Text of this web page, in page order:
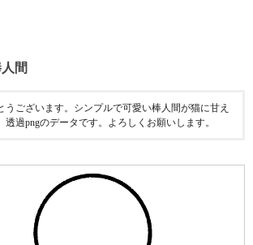
間
うございます。シンプルで可愛い棒人間が猫に甘え
透過pngのデータです。よろしくお願いします。